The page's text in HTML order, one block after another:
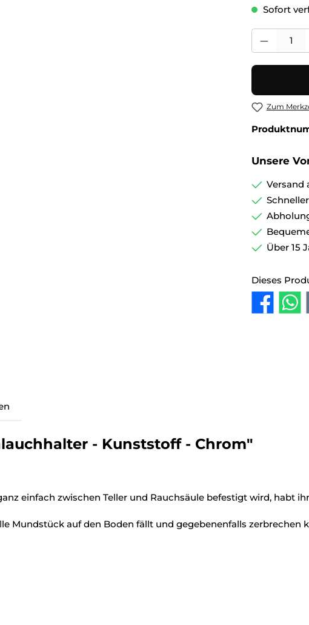
Sofort
Produkt
Zum
Unsere
Versand
Über 15
Dieses
- Kunststoff - Chrom"
einfach zwischen Teller und Rauchsäule befestigt wird, habt
Mundstück auf den Boden fällt und gegebenenfalls zerbrechen